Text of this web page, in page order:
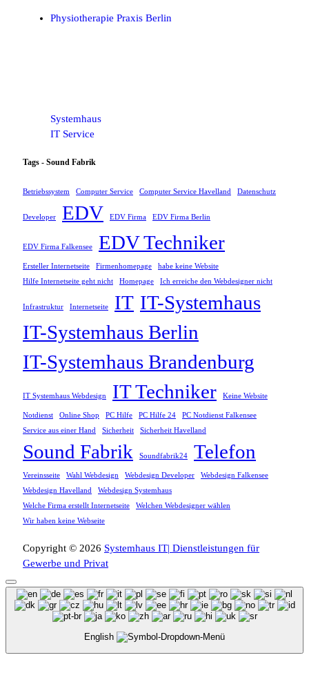
Physiotherapie Praxis Berlin
Systemhaus
IT Service
Tags - Sound Fabrik
Betriebssystem Computer Service Computer Service Havelland Datenschutz
Developer EDV EDV Firma EDV Firma Berlin
EDV Firma Falkensee EDV Techniker
Ersteller Internetseite Firmenhomepage
habe keine Website
Hilfe Internetseite geht nicht
Homepage Ich erreiche den Webdesigner nicht
Infrastruktur Internetseite IT IT-Systemhaus
IT-Systemhaus Berlin
IT-Systemhaus Brandenburg
IT Systemhaus Webdesign IT Techniker Keine Website
Notdienst Online Shop PC Hilfe PC Hilfe 24
PC Notdienst Falkensee
Service aus einer Hand
Sicherheit Sicherheit Havelland
Sound Fabrik Soundfabrik24 Telefon
Vereinsseite Wahl Webdesign Webdesign Developer
Webdesign Falkensee
Webdesign Havelland
Webdesign Systemhaus
Welche Firma erstellt Internetseite
Welchen Webdesigner wählen
Wir haben keine Webseite
Copyright © 2026 Systemhaus IT| Dienstleistungen für
Gewerbe und Privat
English